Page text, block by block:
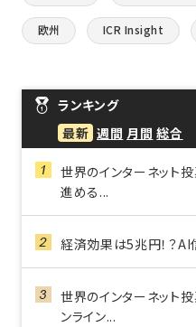
欧州 ICR Insight
ランキング
最新 週間 月間 総合
世界のインターネット
進める...
経済効果は5兆円！？
世界のインターネット
ンライン...